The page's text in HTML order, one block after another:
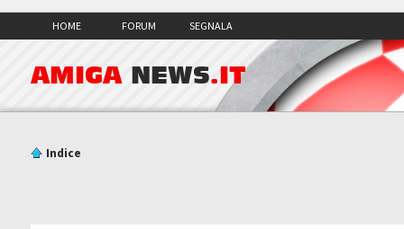
HOME FORUM SEGNALA
AMIGA NEWS.IT
Indice